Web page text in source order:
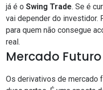
já é o Swing Trade. Se é
vai depender do investidor.
para quem não consegue
real.
Mercado Futuro
Os derivativos de mercado